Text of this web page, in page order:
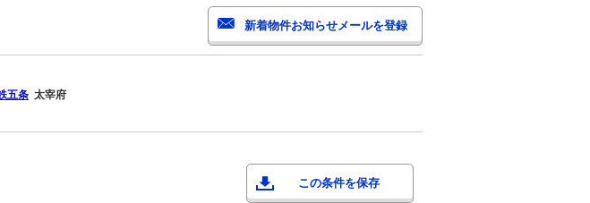
五条 太宰府
この条件を保存